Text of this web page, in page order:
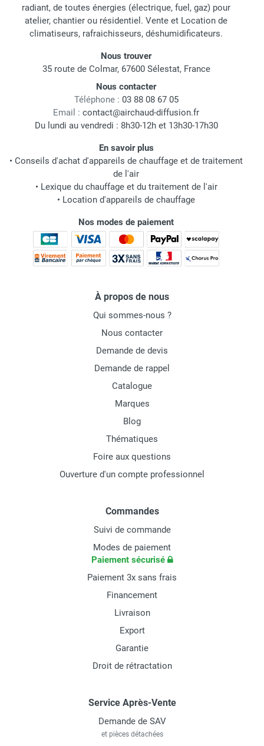
radiant, de toutes énergies (électrique, fuel, gaz) pour
atelier, chantier ou résidentiel. Vente et Location de
climatiseurs, rafraichisseurs, déshumidificateurs.
Nous trouver
35 route de Colmar, 67600 Sélestat, France
Nous contacter
Téléphone : 03 88 08 67 05
Email : contact@airchaud-diffusion.fr
Du lundi au vendredi : 8h30-12h et 13h30-17h30
En savoir plus
• Conseils d'achat d'appareils de chauffage et de traitement
de l'air
• Lexique du chauffage et du traitement de l'air
• Location d'appareils de chauffage
Nos modes de paiement
À propos de nous
Qui sommes-nous ?
Nous contacter
Demande de devis
Demande de rappel
Catalogue
Marques
Blog
Thématiques
Foire aux questions
Ouverture d'un compte professionnel
Commandes
Suivi de commande
Modes de paiement
Paiement sécurisé
Paiement 3x sans frais
Financement
Livraison
Export
Garantie
Droit de rétractation
Service Après-Vente
Demande de SAV
et pièces détachées